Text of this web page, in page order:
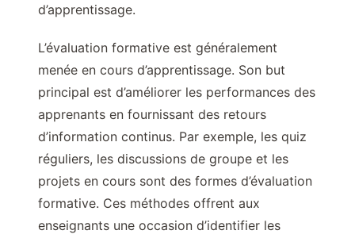
d’apprentissage.
L’évaluation formative est généralement
menée en cours d’apprentissage. Son but
principal est d’améliorer les performances des
apprenants en fournissant des retours
d’information continus. Par exemple, les quiz
réguliers, les discussions de groupe et les
projets en cours sont des formes d’évaluation
formative. Ces méthodes offrent aux
enseignants une occasion d’identifier les